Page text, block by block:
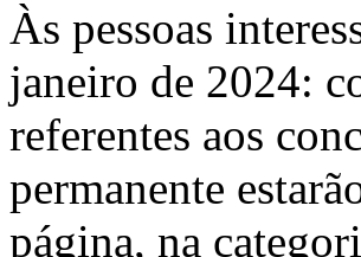
Às pessoas
janeiro de 2024:
referentes aos
permanente
página, na